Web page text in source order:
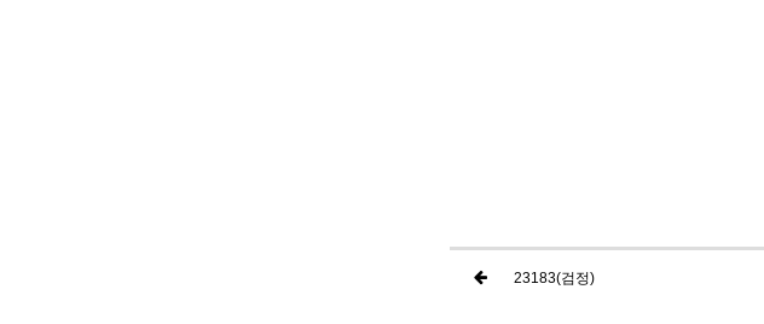
23183(검정)